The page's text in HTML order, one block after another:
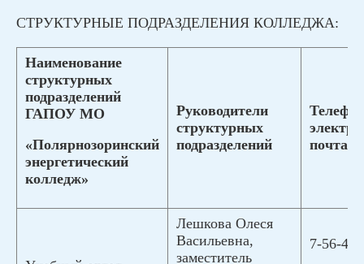
СТРУКТУРНЫЕ ПОДРАЗДЕЛЕНИЯ КОЛЛЕДЖА:
Наименование
структурных
подразделений
ГАПОУ МО
«Полярнозоринский
энергетический
колледж»
Руководители
структурных
подразделений
почта
Лешкова Олеся
Васильевна,
заместитель
7-56-48,